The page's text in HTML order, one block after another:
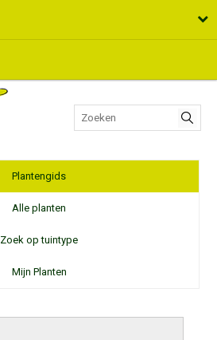
Plantengids
Alle planten
Zoek op tuintype
Mijn Planten